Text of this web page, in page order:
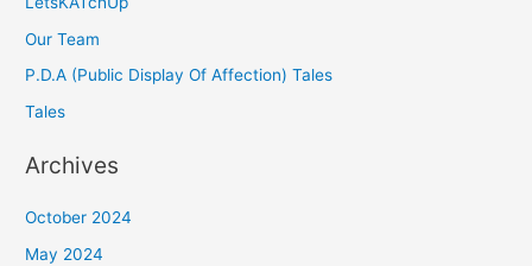
Our Team
P.D.A (Public Display Of Affection) Tales
Tales
Archives
October 2024
May 2024